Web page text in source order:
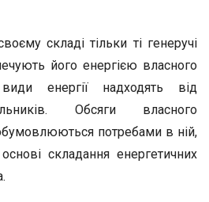
складі тільки ті генеручі
його енергією власного
енергії надходять від
Обсяги власного
потребами в ній,
складання енергетичних